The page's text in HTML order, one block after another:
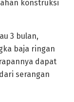
konstruksi
3 bulan,
baja ringan
dapat
serangan